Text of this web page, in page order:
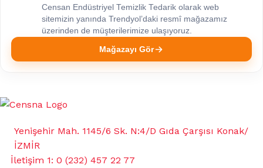
Censan Endüstriyel Temizlik Tedarik olarak web
sitemizin yanında Trendyol’daki resmî mağazamız
üzerinden de müşterilerimize ulaşıyoruz.
Mağazayı Gör
Yenişehir Mah. 1145/6 Sk. N:4/D Gıda Çarşısı Konak/
İZMİR
İletişim 1: 0 (232) 457 22 77